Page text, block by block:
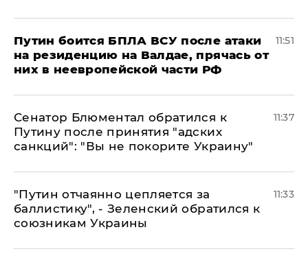
Путин боится БПЛА ВСУ после атаки
на резиденцию на Валдае, прячась от
них в неевропейской части РФ
11:51
Сенатор Блюментал обратился к
Путину после принятия "адских
санкций": "Вы не покорите Украину"
11:37
"Путин отчаянно цепляется за
баллистику", - Зеленский обратился к
союзникам Украины
11:33